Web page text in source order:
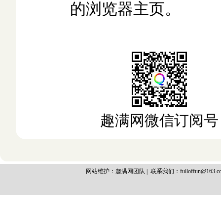
的浏览器主页。
趣满网微信订阅号
网站维护：趣满网团队 | 联系我们：